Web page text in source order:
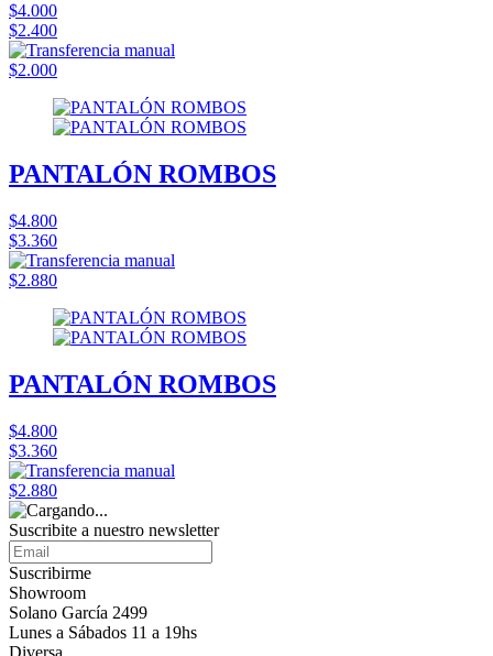
$4.000
$2.400
$2.000
PANTALÓN ROMBOS
$4.800
$3.360
$2.880
PANTALÓN ROMBOS
$4.800
$3.360
$2.880
Suscribite a nuestro newsletter
Suscribirme
Showroom
Solano García 2499
Lunes a Sábados 11 a 19hs
Diversa